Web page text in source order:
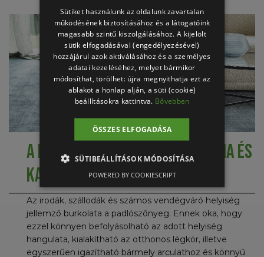
A padlószőnyegek élettartama és
karbantartása
Az irodák, szállodák és számos vendégváró helyiség
jellemző burkolata a padlószőnyeg. Ennek oka, hogy
ezzel könnyen befolyásolható az adott helyiség
hangulata, kialakítható az otthonos légkör, illetve
egyszerűen igazítható bármely arculathoz és könnyű
Sütiket használunk az oldalunk zavartalan
működésének biztosításához és a látogatóink
magasabb szintű kiszolgálásához. A kijelölt
sütik elfogadásával (engedélyezésével)
hozzájárul azok aktiválásához és a személyes
adatai kezeléséhez, melyet bármikor
módosíthat, törölhet: újra megnyithatja ezt az
ablakot a honlap alján, a süti (cookie)
beállításokra kattintva. Bővebben
ÖSSZES ELFOGADÁSA
SÜTIBEÁLLÍTÁSOK MÓDOSÍTÁSA
POWERED BY COOKIESCRIPT